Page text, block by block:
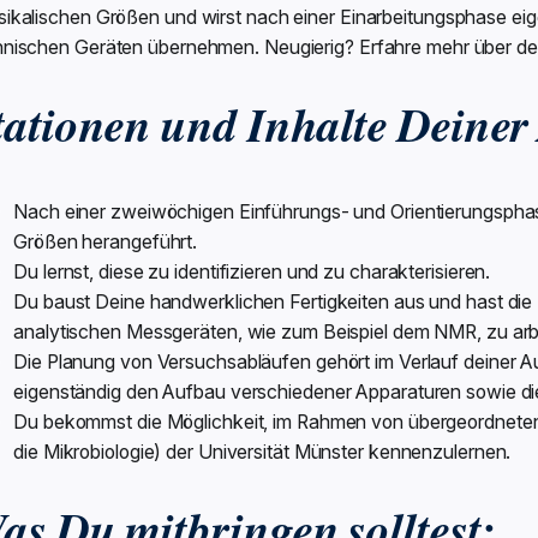
Größen und wirst nach einer Einarbeitungsphase
Geräten übernehmen. Neugierig? Erfahre mehr über
und Inhalte
Nach einer zweiwöchigen Einführungs- und
Größen herangeführt.
Du lernst, diese zu identifizieren und zu charakterisieren.
Du baust Deine handwerklichen Fertigkeiten aus und hast
analytischen Messgeräten, wie zum Beispiel dem NMR, zu
Die Planung von Versuchsabläufen gehört im Verlauf deiner
eigenständig den Aufbau verschiedener Apparaturen sowie
Du bekommst die Möglichkeit, im Rahmen von
die Mikrobiologie) der Universität Münster kennenzulernen.